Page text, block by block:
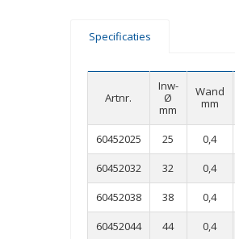
Specificaties
Artnr.
Inw-
Ø
mm
Wand
mm
60452025 25 0,4
60452032
32 0,4
60452038
38 0,4
60452044
44 0,4